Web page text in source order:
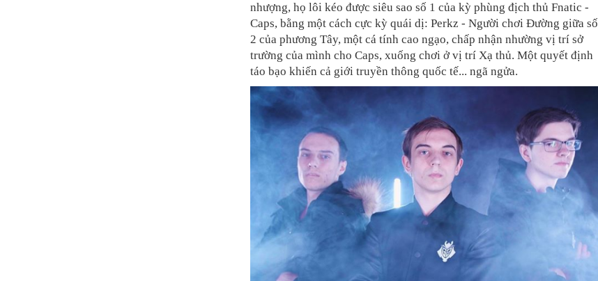
nhượng, họ lôi kéo được siêu sao số 1 của kỳ phùng địch thủ Fnatic -
Caps, bằng một cách cực kỳ quái dị: Perkz - Người chơi Đường giữa số
2 của phương Tây, một cá tính cao ngạo, chấp nhận nhường vị trí sở
trường của mình cho Caps, xuống chơi ở vị trí Xạ thủ. Một quyết định
táo bạo khiến cả giới truyền thông quốc tế... ngã ngửa.